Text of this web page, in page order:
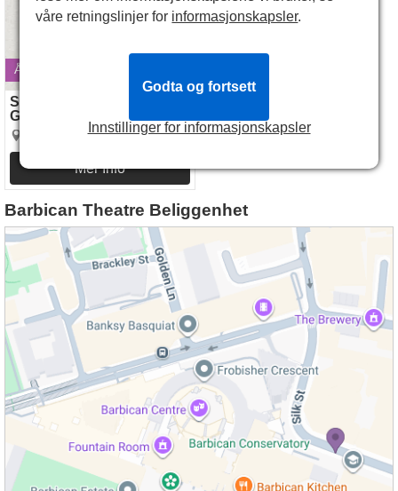
Åpner 15 juni 2027
Sunday in the Park with
George
Barbican Theatre
Mer Info
Barbican Theatre Beliggenhet
våre retningslinjer for informasjonskapsler.
Innstillinger for informasjonskapsler
Godta og fortsett